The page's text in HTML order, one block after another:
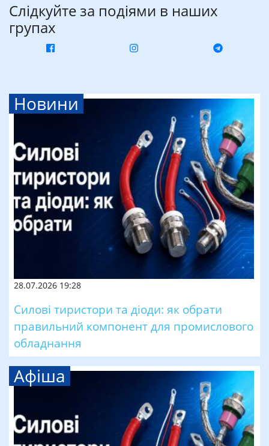
Слідкуйте за подіями в наших
групах
Новини
28.07.2026 19:28
Силові тиристори та діоди: як обрати
правильний компонент для промислового
обладнання
Афіша